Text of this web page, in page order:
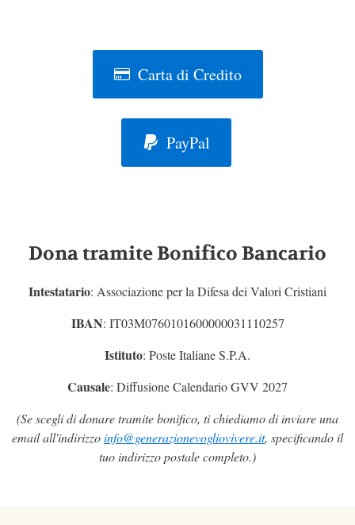
Carta di Credito
PayPal
Dona tramite Bonifico Bancario
Intestatario: Associazione per la Difesa dei Valori Cristiani
IBAN: IT03M0760101600000031110257
Istituto: Poste Italiane S.P.A.
Causale: Diffusione Calendario GVV 2027
(Se scegli di donare tramite bonifico, ti chiediamo di inviare una
email all'indirizzoinfo@generazionevogliovivere.it, specificando il
tuo indirizzo postale completo.)